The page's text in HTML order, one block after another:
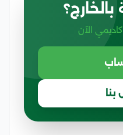
بالخارج؟
الآن
بنا